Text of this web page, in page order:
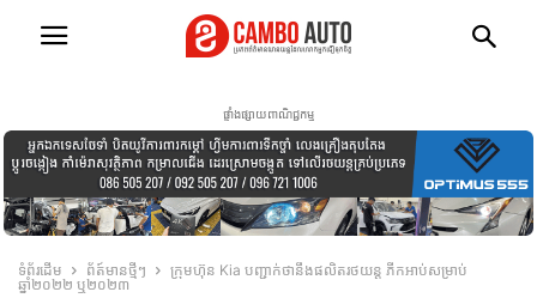
ផ្ទាំងផ្សាយពាណិជ្ជកម្ម
ទំព័រដើម ព័ត៍មានថ្មីៗ
ក្រុមហ៊ុន Kia បញ្ជាក់ថានឹងផលិតរថយន្ត ភីកអាប់សម្រាប់
ឆ្នាំ២០២២ ឬ២០២៣